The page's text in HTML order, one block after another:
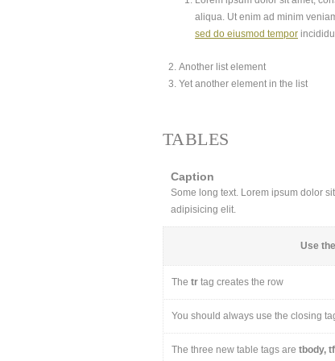
aliqua. Ut enim ad minim
sed do eiusmod tempor
Another list element
Yet another element in the list
TABLES
Caption
Some long text. Lorem ipsum dolor
adipisicing elit.
Use the
The tr tag creates the row
You should always use the closing
The three new table tags are tbody,